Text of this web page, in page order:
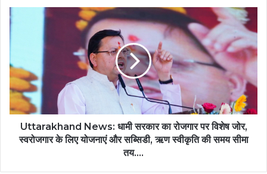
Uttarakhand News: धामी सरकार का रोजगार पर विशेष जोर,
स्वरोजगार के लिए योजनाएं और सब्सिडी, ऋण स्वीकृति की समय सीमा
तय….